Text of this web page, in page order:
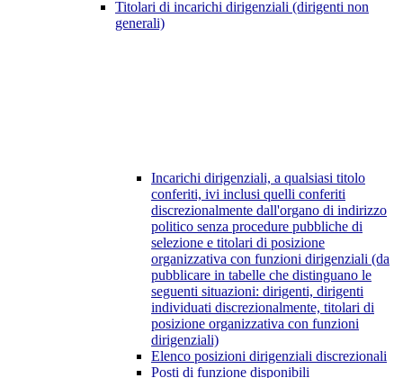
Titolari di incarichi dirigenziali (dirigenti non
generali)
Incarichi dirigenziali, a qualsiasi titolo
conferiti, ivi inclusi quelli conferiti
discrezionalmente dall'organo di indirizzo
politico senza procedure pubbliche di
selezione e titolari di posizione
organizzativa con funzioni dirigenziali (da
pubblicare in tabelle che distinguano le
seguenti situazioni: dirigenti, dirigenti
individuati discrezionalmente, titolari di
posizione organizzativa con funzioni
dirigenziali)
Elenco posizioni dirigenziali discrezionali
Posti di funzione disponibili